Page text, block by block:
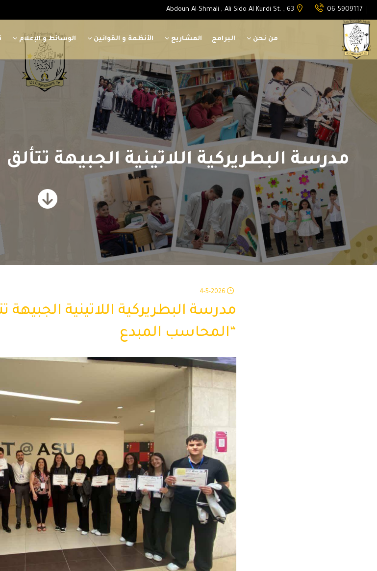
06 5909117
Abdoun Al-Shmali , Ali Sido Al Kurdi St. , 63
من نحن البرامج المشاريع الأنظمة و القوانين الوسائط و الإعلام
مدرسة البطريركية اللاتينية الجبيهة
مدرسة البطريركية اللاتينية
“المحاسب المبدع